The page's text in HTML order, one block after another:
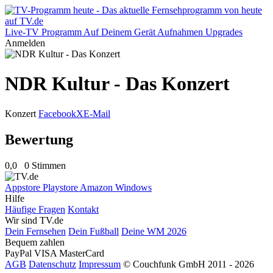
Live-TV Programm Auf Deinem Gerät Aufnahmen Upgrades
Anmelden
NDR Kultur - Das Konzert
Konzert FacebookXE-Mail
Bewertung
0,0 0 Stimmen
Appstore Playstore Amazon Windows
Hilfe
Häufige Fragen Kontakt
Wir sind TV.de
Dein Fernsehen Dein Fußball Deine WM 2026
Bequem zahlen
PayPal VISA MasterCard
AGB Datenschutz Impressum © Couchfunk GmbH 2011 - 2026